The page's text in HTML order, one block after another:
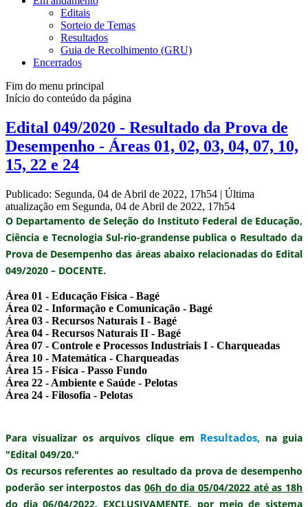
Editais
Sorteio de Temas
Resultados
Guia de Recolhimento (GRU)
Encerrados
Fim do menu principal
Início do conteúdo da página
Edital 049/2020 - Resultado da Prova de
Desempenho - Áreas 01, 02, 03, 04, 07, 10,
15, 22 e 24
Publicado: Segunda, 04 de Abril de 2022, 17h54 | Última
atualização em Segunda, 04 de Abril de 2022, 17h54
O Departamento de Seleção do Instituto Federal de Educação,
Ciência e Tecnologia Sul-rio-grandense publica o Resultado da
Prova de Desempenho das áreas abaixo relacionadas do Edital
049/2020 – DOCENTE.
Área 01 - Educação Física - Bagé
Área 02 - Informação e Comunicação - Bagé
Área 03 - Recursos Naturais I - Bagé
Área 04 - Recursos Naturais II - Bagé
Área 07 - Controle e Processos Industriais I - Charqueadas
Área 10 - Matemática - Charqueadas
Área 15 - Física - Passo Fundo
Área 22 - Ambiente e Saúde - Pelotas
Área 24 - Filosofia - Pelotas
Para visualizar os arquivos clique em Resultados, na guia
"Edital 049/20."
Os recursos referentes ao resultado da prova de desempenho
poderão ser interpostos das 06h do dia 05/04/2022 até as 18h
do dia 06/04/2022, EXCLUSIVAMENTE, por meio de sistema